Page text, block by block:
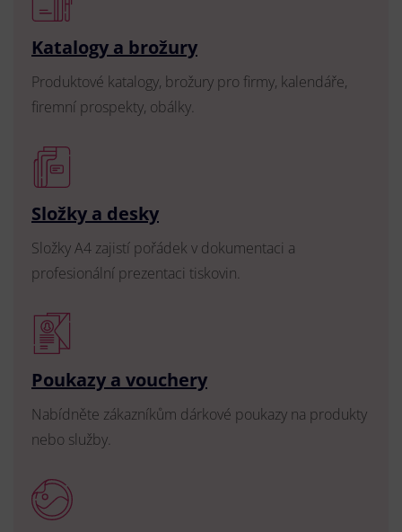
Katalogy a brožury
Produktové katalogy, brožury pro firmy, kalendáře,
firemní prospekty, obálky.
Složky a desky
Složky A4 zajistí pořádek v dokumentaci a
profesionální prezentaci tiskovin.
Poukazy a vouchery
Nabídněte zákazníkům dárkové poukazy na produkty
nebo služby.